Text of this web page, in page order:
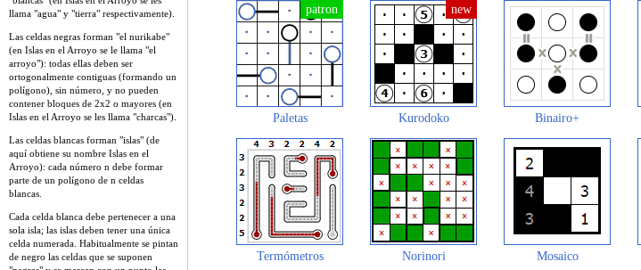
llama "agua" y "tierra" respectivamente).
Las celdas negras forman "el nurikabe"
(en Islas en el Arroyo se le llama "el
arroyo"): todas ellas deben ser
ortogonalmente contiguas (formando un
polígono), sin número, y no pueden
contener bloques de 2x2 o mayores (en
Islas en el Arroyo se les llama "charcas").
Las celdas blancas forman "islas" (de
aquí obtiene su nombre Islas en el
Arroyo): cada número n debe formar
parte de un polígono de n celdas
blancas.
Cada celda blanca debe pertenecer a una
sola isla; las islas deben tener una única
celda numerada. Habitualmente se pintan
de negro las celdas que se suponen
Paletas Kurodoko Binairo+
Termómetros Norinori Mosaico